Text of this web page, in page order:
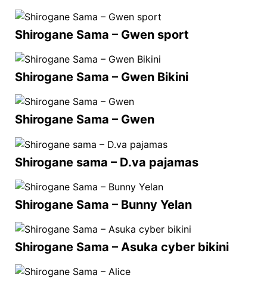
Shirogane Sama – Gwen sport
Shirogane Sama – Gwen Bikini
Shirogane Sama – Gwen
Shirogane sama – D.va pajamas
Shirogane Sama – Bunny Yelan
Shirogane Sama – Asuka cyber bikini